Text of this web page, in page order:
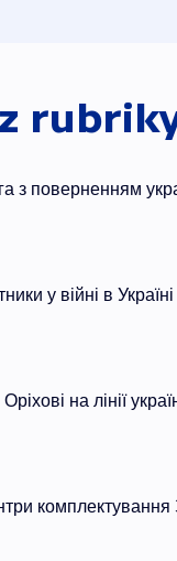
з поверненням
у війні в Україні
на лінії